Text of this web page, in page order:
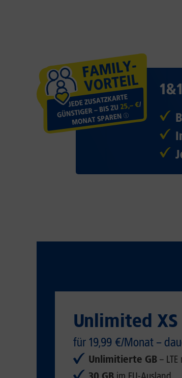
Unlimited
für 19,99 €/Monat –
Unlimitierte GB –